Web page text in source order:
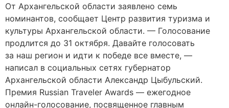
От Архангельской области заявлено семь
номинантов, сообщает Центр развития туризма и
культуры Архангельской области. — Голосование
продлится до 31 октября. Давайте голосовать
за наш регион и идти к победе все вместе, —
написал в социальных сетях губернатор
Архангельской области Александр Цыбульский.
Премия Russian Traveler Awards — ежегодное
онлайн-голосование, посвященное главным